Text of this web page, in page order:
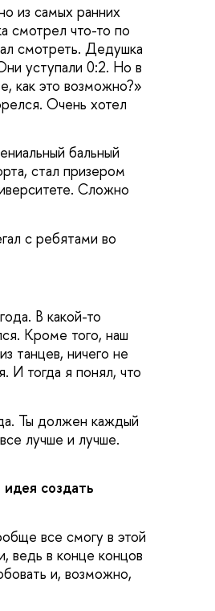
из самых ранних
смотрел что-то по
смотреть. Дедушка
уступали 0:2. Но в
как это возможно?»
Очень хотел
бальный
стал призером
Сложно
с ребятами во
В какой-то
Кроме того, наш
танцев, ничего не
И тогда я понял, что
Ты должен каждый
лучше и лучше.
создать
все смогу в этой
ведь в конце концов
и, возможно,